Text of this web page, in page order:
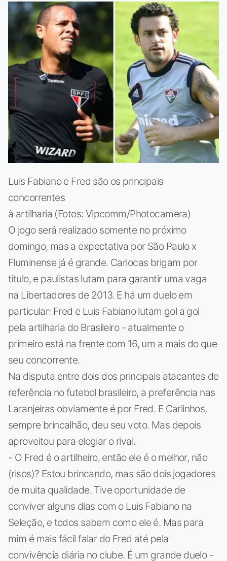
Luis Fabiano e Fred são os principais
concorrentes
à artilharia (Fotos: Vipcomm/Photocamera)
O jogo será realizado somente no próximo
domingo, mas a expectativa por São Paulo x
Fluminense já é grande. Cariocas brigam por
título, e paulistas lutam para garantir uma vaga
na Libertadores de 2013. E há um duelo em
particular: Fred e Luis Fabiano lutam gol a gol
pela artilharia do Brasileiro - atualmente o
primeiro está na frente com 16, um a mais do que
seu concorrente.
Na disputa entre dois dos principais atacantes de
referência no futebol brasileiro, a preferência nas
Laranjeiras obviamente é por Fred. E Carlinhos,
sempre brincalhão, deu seu voto. Mas depois
aproveitou para elogiar o rival.
- O Fred é o artilheiro, então ele é o melhor, não
(risos)? Estou brincando, mas são dois jogadores
de muita qualidade. Tive oportunidade de
conviver alguns dias com o Luis Fabiano na
Seleção, e todos sabem como ele é. Mas para
mim é mais fácil falar do Fred até pela
convivência diária no clube. É um grande duelo -